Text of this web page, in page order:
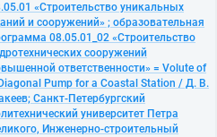
«Строительство уникальных
и сооружений» ; образовательная
08.05.01_02 «Строительство
сооружений
ответственности» = Volute of
Pump for a Coastal Station / Д. В.
Санкт-Петербургский
университет Петра
Инженерно-строительный